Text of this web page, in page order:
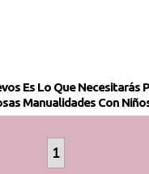
Es Lo Que Necesitarás
Manualidades Con
1